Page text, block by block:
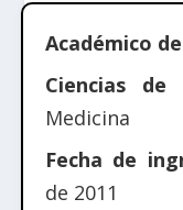
Académico
Ciencias de
Medicina
Fecha de
de 2011